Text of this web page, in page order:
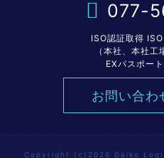
077-
ISO認証取得
（本社、本社工
EXパスポー
お問い合わ
Copyright (c)2026 Daiko